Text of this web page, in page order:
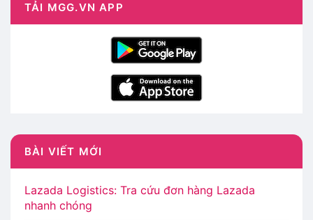
TẢI MGG.VN APP
BÀI VIẾT MỚI
Lazada Logistics: Tra cứu đơn hàng Lazada
nhanh chóng